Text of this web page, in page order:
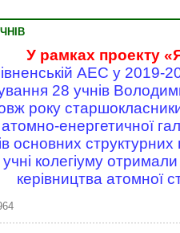
У рамках проекту
АЕС у 2019-
28 учнів
року
енергетичної
основних структурних
колегіуму отримали
керівництва атомної